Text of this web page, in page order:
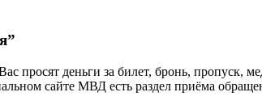
просят деньги за билет, бронь, пропуск,
сайте МВД есть раздел приёма